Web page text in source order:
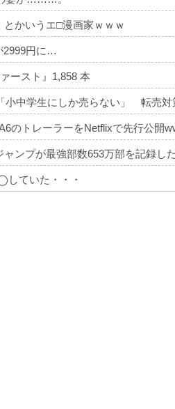
とかいうエ□漫画家ｗｗｗ
2999円に…
ースト』1,858 本
小中学生にしか売らない」 転売対
のトレーラーをNetflixで先行公開
ャンプが最強部数653万部を記録
ていた・・・